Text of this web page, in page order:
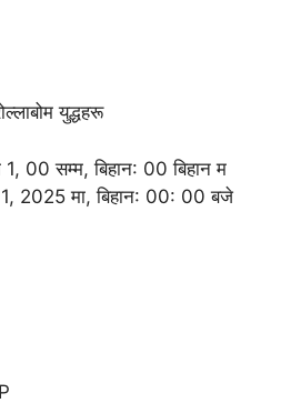
युद्धहरू
1, 00 सम्म, बिहान: 00 बिहान म
2025 मा, बिहान: 00: 00 बजे